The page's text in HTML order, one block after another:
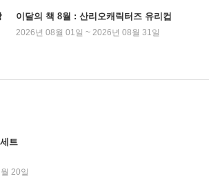
이달의 책 8월 : 산리오캐릭터즈 유리컵
2026년 08월 01일 ~ 2026년 08월 31일
트
20일